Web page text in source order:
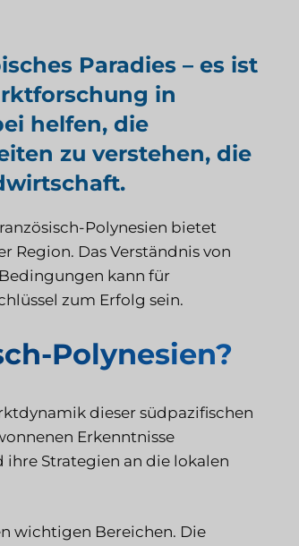
Paradies – es ist
in
helfen, die
zu verstehen, die
Polynesien bietet
Das Verständnis von
kann für
zum Erfolg sein.
Polynesien?
dieser südpazifischen
Erkenntnisse
Strategien an die lokalen
wichtigen Bereichen. Die